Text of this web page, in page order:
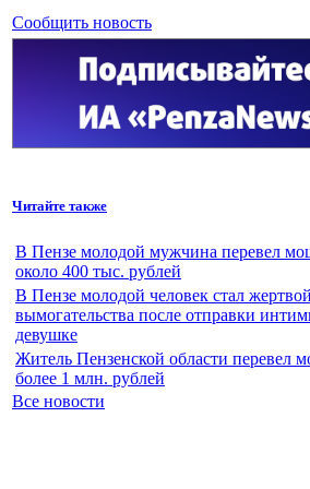
Сообщить новость
Читайте также
В Пензе молодой мужчина перевел
около 400 тыс. рублей
В Пензе молодой человек стал жертвой
вымогательства после отправки
девушке
Житель Пензенской области перевел
более 1 млн. рублей
Все новости